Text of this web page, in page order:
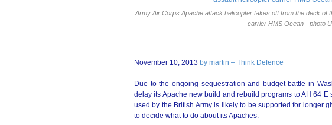
Army Air Corps Apache attack helicopter takes off from the deck of
carrier HMS Ocean - photo
November 10, 2013 by martin – Think Defence
Due to the ongoing sequestration and budget battle in
delay its Apache new build and rebuild programs to AH 64
used by the British Army is likely to be supported for longer
to decide what to do about its Apaches.